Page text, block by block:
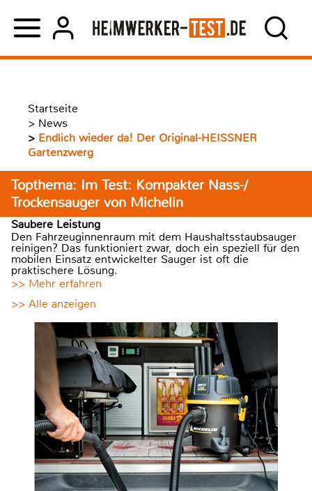
Startseite
> News
> Endlich wieder da! Der Original-HEISSNER
Gartenzwerg
Topthema: Im Test: Kompakter Nass-/
Trockensauger von Michelin
Saubere Leistung
Den Fahrzeuginnenraum mit dem Haushaltsstaubsauger
reinigen? Das funktioniert zwar, doch ein speziell für den
mobilen Einsatz entwickelter Sauger ist oft die
praktischere Lösung.
>> Mehr erfahren
>> Alle anzeigen